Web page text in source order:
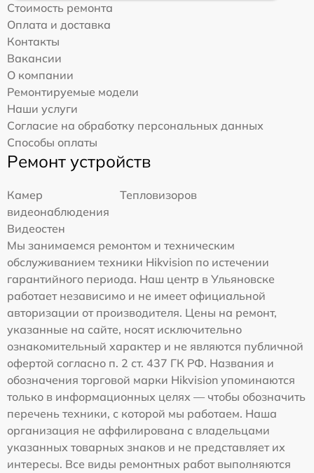
Стоимость ремонта
Оплата и доставка
Контакты
Вакансии
О компании
Ремонтируемые модели
Наши услуги
Согласие на обработку персональных данных
Способы оплаты
Ремонт устройств
Камер
видеонаблюдения
Тепловизоров
Видеостен
Мы занимаемся ремонтом и техническим
обслуживанием техники Hikvision по истечении
гарантийного периода. Наш центр в Ульяновске
работает независимо и не имеет официальной
авторизации от производителя. Цены на ремонт,
указанные на сайте, носят исключительно
ознакомительный характер и не являются публичной
офертой согласно п. 2 ст. 437 ГК РФ. Названия и
обозначения торговой марки Hikvision упоминаются
только в информационных целях — чтобы обозначить
перечень техники, с которой мы работаем. Наша
организация не аффилирована с владельцами
указанных товарных знаков и не представляет их
интересы. Все виды ремонтных работ выполняются